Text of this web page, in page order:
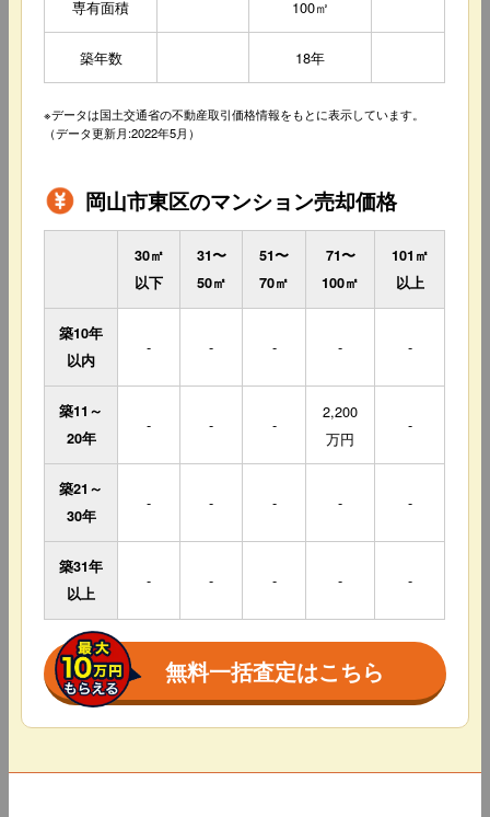
専有面積 100㎡
築年数 18年
※データは国土交通省の不動産取引価格情報をもとに表示しています。
（データ更新月:2022年5月）
岡山市東区のマンション売却価格
30㎡
以下
31〜
50㎡
51〜
70㎡
71〜
100㎡
101㎡
以上
築10年
以内
- - - - -
築11～
20年
- - -
2,200
万円
-
築21～
30年
- - - - -
築31年
以上
- - - - -
無料一括査定はこちら